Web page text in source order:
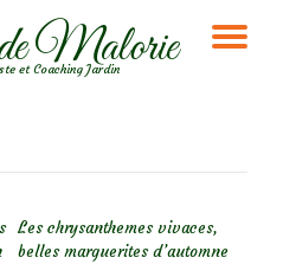
Malorie
et Coaching Jardin
Les chrysanthemes vivaces,
belles marguerites d’automne